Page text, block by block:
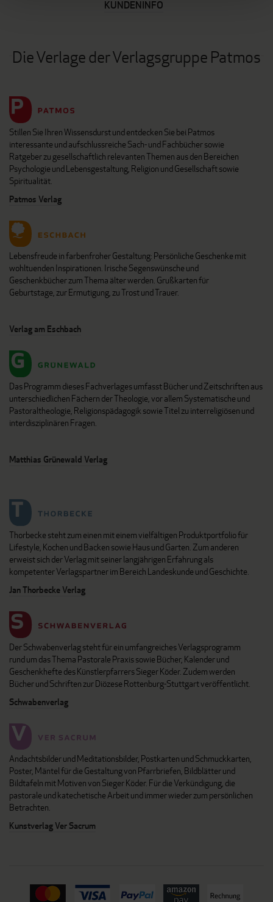
KUNDENINFO
Die Verlage der Verlagsgruppe Patmos
Stillen Sie Ihren Wissensdurst und entdecken Sie bei Patmos
interessante und aufschlussreiche Sach- und Fachbücher sowie
Ratgeber zu gesellschaftlich relevanten Themen aus den Bereichen
Psychologie und Lebensgestaltung, Religion und Gesellschaft sowie
Spiritualität.
Patmos Verlag
Lebensfreude in farbenfroher Gestaltung: Persönliche Geschenke mit
wohltuenden Inspirationen. Irische Segenswünsche und
Geschenkbücher zum Thema älter werden. Grußkarten für
Geburtstage, zur Ermutigung, zu Trost und Trauer.
Verlag am Eschbach
Das Programm dieses Fachverlages umfasst Bücher und Zeitschriften aus
unterschiedlichen Fächern der Theologie, vor allem Systematische und
Pastoraltheologie, Religionspädagogik sowie Titel zu interreligiösen und
interdisziplinären Fragen.
Matthias Grünewald Verlag
Thorbecke steht zum einen mit einem vielfältigen Produktportfolio für
Lifestyle, Kochen und Backen sowie Haus und Garten. Zum anderen
erweist sich der Verlag mit seiner langjährigen Erfahrung als
kompetenter Verlagspartner im Bereich Landeskunde und Geschichte.
Jan Thorbecke Verlag
Der Schwabenverlag steht für ein umfangreiches Verlagsprogramm
rund um das Thema Pastorale Praxis sowie Bücher, Kalender und
Geschenkhefte des Künstlerpfarrers Sieger Köder. Zudem werden
Bücher und Schriften zur Diözese Rottenburg-Stuttgart veröffentlicht.
Schwabenverlag
Andachtsbilder und Meditationsbilder, Postkarten und Schmuckkarten,
Poster, Mäntel für die Gestaltung von Pfarrbriefen, Bildblätter und
Bildtafeln mit Motiven von Sieger Köder. Für die Verkündigung, die
pastorale und katechetische Arbeit und immer wieder zum persönlichen
Betrachten.
Kunstverlag Ver Sacrum